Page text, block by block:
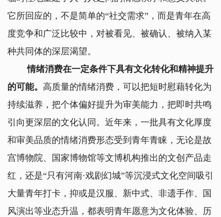
它所回应的，不是简单的“社交需求”，而是青年在高
度竞争和广泛比较中，对被看见、被确认、被纳入某
种共同体的深层渴望。
情绪消费在一定条件下具有文化转化和精神提升
的可能。 高质量的情绪消费，可以把短时慰藉转化为
持续滋养，把个体偏好提升为审美能力，把即时共鸣
引向更深层的文化认同。近年来，一批具有文化厚度
和审美品质的情绪消费形态受到青年青睐，无论是故
宫博物院、国家博物馆等文博机构推出的文创产品走
红，还是“只有河南·戏剧幻城”等沉浸式文化空间吸引
大量青年打卡，抑或是汉服、新中式、非遗手作、国
风演出等业态升温，都表明青年愿意为文化体验、历